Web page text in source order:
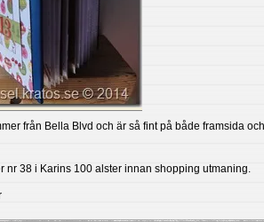
från Bella Blvd och är så fint på både framsida och
nr 38 i Karins 100 alster innan shopping utmaning.